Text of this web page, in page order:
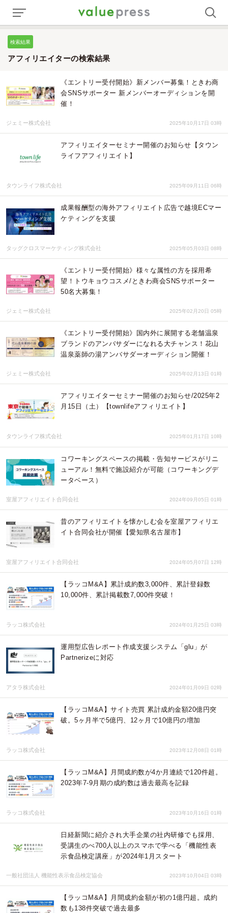
検索結果
アフィリエイターの検索結果
《エントリー受付開始》新メンバー募集！ときわ商
会SNSサポーター 新メンバーオーディションを開
催！
ジェミー株式会社 2025年10月17日 03時
アフィリエイターセミナー開催のお知らせ【タウン
ライフアフィリエイト】
タウンライフ株式会社 2025年09月11日 06時
成果報酬型の海外アフィリエイト広告で越境ECマー
ケティングを支援
タッグクロスマーケティング株式会社 2025年05月03日 08時
《エントリー受付開始》様々な属性の方を採用希
望！トウキョウコスメ/ときわ商会SNSサポーター
50名大募集！
ジェミー株式会社 2025年02月20日 05時
《エントリー受付開始》国内外に展開する老舗温泉
ブランドのアンバサダーになれる大チャンス！花山
温泉薬師の湯アンバサダーオーディション開催！
ジェミー株式会社 2025年02月13日 01時
アフィリエイターセミナー開催のお知らせ/2025年2
月15日（土）【townlifeアフィリエイト】
タウンライフ株式会社 2025年01月17日 10時
コワーキングスペースの掲載・告知サービスがリニ
ューアル！無料で施設紹介が可能（コワーキングデ
ータベース）
室屋アフィリエイト合同会社 2024年09月05日 01時
昔のアフィリエイトを懐かしむ会を室屋アフィリエ
イト合同会社が開催【愛知県名古屋市】
室屋アフィリエイト合同会社 2024年05月07日 12時
【ラッコM&A】累計成約数3,000件、累計登録数
10,000件、累計掲載数7,000件突破！
ラッコ株式会社 2024年01月25日 03時
運用型広告レポート作成支援システム「glu」が
Partnerizeに対応
アタラ株式会社 2024年01月09日 02時
【ラッコM&A】サイト売買 累計成約金額20億円突
破。5ヶ月半で5億円、12ヶ月で10億円の増加
ラッコ株式会社 2023年12月08日 01時
【ラッコM&A】月間成約数が4か月連続で120件超。
2023年7-9月期の成約数は過去最高を記録
ラッコ株式会社 2023年10月16日 01時
日経新聞に紹介され大手企業の社内研修でも採用、
受講生のべ700人以上のスマホで学べる「機能性表
示食品検定講座」が2024年1月スタート
一般社団法人 機能性表示食品検定協会 2023年10月04日 03時
【ラッコM&A】月間成約金額が初の1億円超。成約
数も138件突破で過去最多